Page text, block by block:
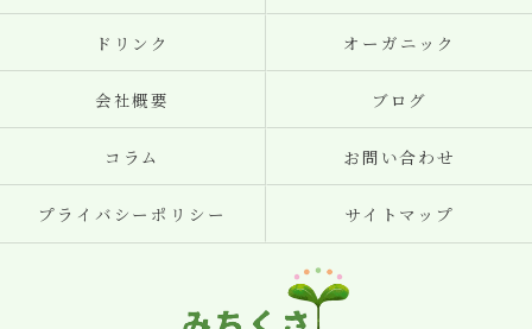
ドリンク オーガニック
会社概要 ブログ
コラム お問い合わせ
プライバシーポリシー サイトマップ